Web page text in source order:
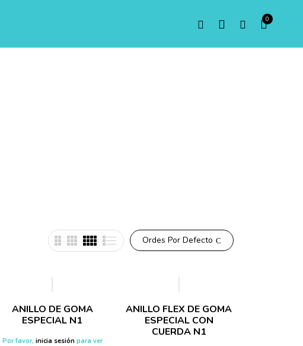
0
Ordes Por Defecto
ANILLO DE GOMA
ESPECIAL N1
Por favor, inicia sesiónpara ver
ANILLO FLEX DE GOMA
ESPECIAL CON
CUERDA N1